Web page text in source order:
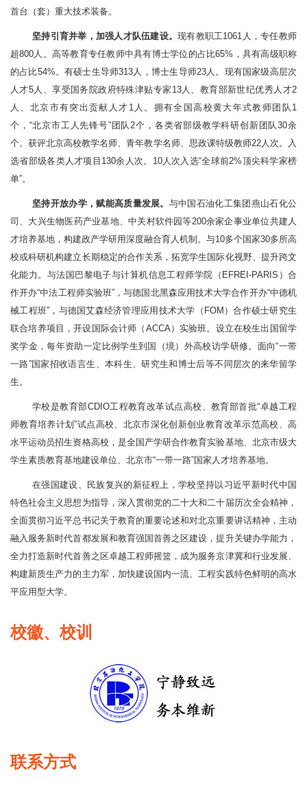
首台（套）重大技术装备。
坚持引育并举，加强人才队伍建设。现有教职工1061人，专任教师
超800人。高等教育专任教师中具有博士学位的占比65%，具有高级职称
的占比54%。有硕士生导师313人，博士生导师23人。现有国家级高层次
人才5人、享受国务院政府特殊津贴专家13人、教育部新世纪优秀人才2
人、北京市有突出贡献人才1人。拥有全国高校黄大年式教师团队1
个，“北京市工人先锋号”团队2个，各类省部级教学科研创新团队30余
个。获评北京高校教学名师、青年教学名师、思政课特级教师22人次。入
选省部级各类人才项目130余人次。10人次入选“全球前2%顶尖科学家榜
单”。
坚持开放办学，赋能高质量发展。 与中国石油化工集团燕山石化公
司、大兴生物医药产业基地、中关村软件园等200余家企事业单位共建人
才培养基地，构建政产学研用深度融合育人机制。与10多个国家30多所高
校或科研机构建立长期稳定的合作关系，拓宽学生国际化视野、提升跨文
化能力。与法国巴黎电子与计算机信息工程师学院（EFREI-PARIS）合
作开办“中法工程师实验班”，与德国北黑森应用技术大学合作开办“中德机
械工程班”，与德国艾森经济管理应用技术大学（FOM）合作硕士研究生
联合培养项目，开设国际会计师（ACCA）实验班。设立在校生出国留学
奖学金，每年资助一定比例学生到国（境）外高校访学研修。面向“一带
一路”国家招收语言生、本科生、研究生和博士后等不同层次的来华留学
生。
学校是教育部CDIO工程教育改革试点高校、教育部首批“卓越工程
师教育培养计划”试点高校、北京市深化创新创业教育改革示范高校、高
水平运动员招生资格高校，是全国产学研合作教育实验基地、北京市级大
学生素质教育基地建设单位、北京市“一带一路”国家人才培养基地。
在强国建设、民族复兴的新征程上，学校坚持以习近平新时代中国
特色社会主义思想为指导，深入贯彻党的二十大和二十届历次全会精神，
全面贯彻习近平总书记关于教育的重要论述和对北京重要讲话精神，主动
融入服务新时代首都发展和教育强国首善之区建设，提升关键办学能力，
全力打造新时代首善之区卓越工程师摇篮，成为服务京津冀和行业发展、
构建新质生产力的主力军，加快建设国内一流、工程实践特色鲜明的高水
平应用型大学。
校徽、校训
联系方式